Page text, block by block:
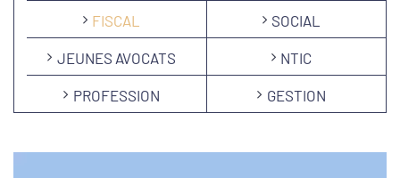
FISCAL SOCIAL
JEUNES AVOCATS NTIC
PROFESSION GESTION